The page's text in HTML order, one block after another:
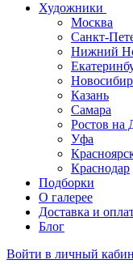
Художники
Москва
Санкт-
Нижний
Казань
Самара
Ростов на
Уфа
Краснодар
Подборки
О галерее
Доставка и
Блог
Войти в личный